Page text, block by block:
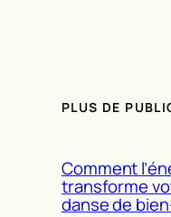
PLUS DE
Comment
transforme
danse de